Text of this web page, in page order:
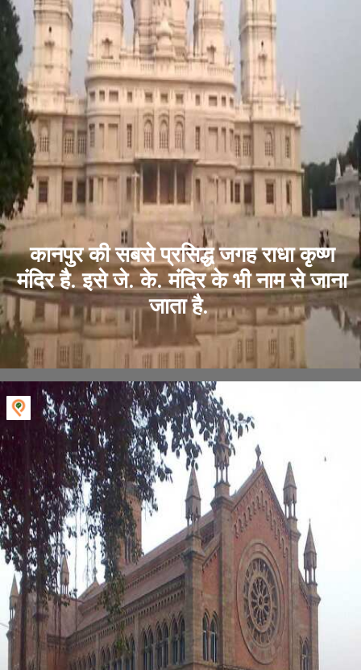
कानपुर की सबसे प्रसिद्ध जगह राधा कृष्ण
मंदिर है. इसे जे. के. मंदिर के भी नाम से जाना
जाता है.